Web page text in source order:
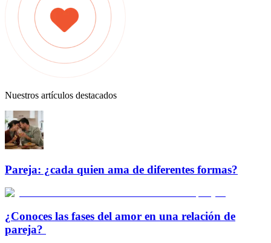
Nuestros artículos destacados
Pareja: ¿cada quien ama de diferentes formas?
¿Conoces las fases del amor en una relación de
pareja?